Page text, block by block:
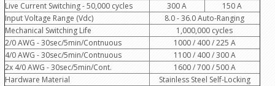
Live Current Switching - 50,000 cycles
300 A
150 A
Input Voltage Range (Vdc)
8.0 - 36.0 Auto-Ranging
Mechanical Switching Life
1,000,000 cycles
2/0 AWG - 30sec/5min/Contnuous
1000 / 400 / 225 A
4/0 AWG - 30sec/5min/Contnuous
1100 / 400 / 300 A
2x 4/0 AWG - 30sec/5min/Cont.
1600 / 700 / 500 A
Hardware Material
Stainless Steel Self-Locking